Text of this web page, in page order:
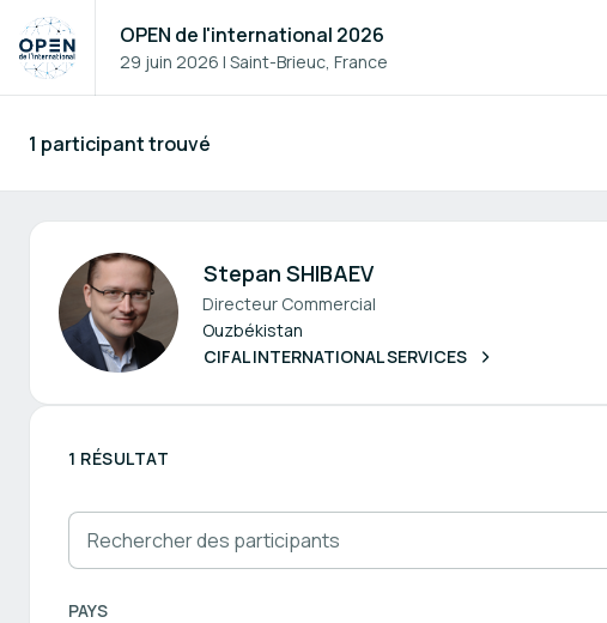
OPEN de l'international 2026
29 juin 2026 | Saint-Brieuc, France
Participants - Tous
1 participant trouvé
Stepan SHIBAEV
Directeur Commercial
Ouzbékistan
CIFAL INTERNATIONAL SERVICES
1 RÉSULTAT
Rechercher des participants
PAYS